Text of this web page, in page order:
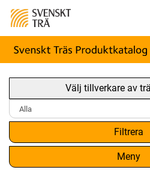
Välj tillverkare av
Filtrera
Meny